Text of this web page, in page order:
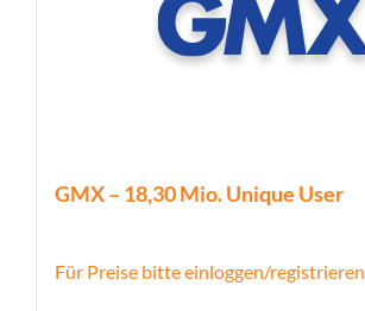
GMX – 18,30 Mio. Unique User
Für Preise bitte einloggen/registrieren